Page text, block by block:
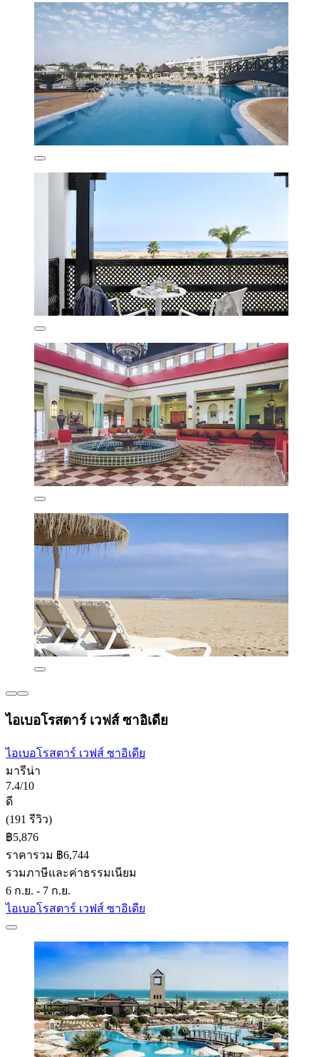
ไอเบอโรสตาร์ เวฟส์ ซาอิเดีย
ไอเบอโรสตาร์ เวฟส์ ซาอิเดีย
มารีน่า
7.4/10
ดี
(191 รีวิว)
฿5,876
ราคารวม ฿6,744
รวมภาษีและค่าธรรมเนียม
6 ก.ย. - 7 ก.ย.
ไอเบอโรสตาร์ เวฟส์ ซาอิเดีย